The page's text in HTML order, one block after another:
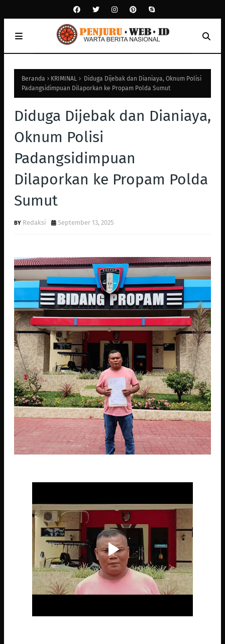
Beranda KRIMINAL
Diduga Dijebak dan Dianiaya, Oknum Polisi
Padangsidimpuan Dilaporkan ke Propam Polda Sumut
Diduga Dijebak dan Dianiaya,
Oknum Polisi
Padangsidimpuan
Dilaporkan ke Propam Polda
Sumut
Redaksi September 13, 2025